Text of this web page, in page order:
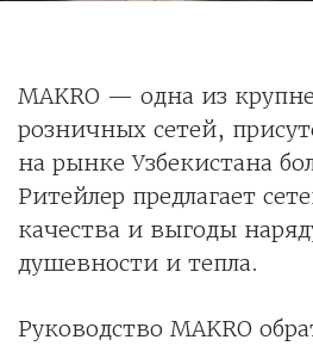
MAKRO — одна из
розничных сетей,
на рынке Узбекистана
Ритейлер предлагает
качества и выгоды
душевности и тепла.
Руководство MAKRO